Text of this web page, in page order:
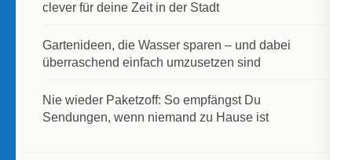
clever für deine Zeit in der Stadt
Gartenideen, die Wasser sparen – und dabei
überraschend einfach umzusetzen sind
Nie wieder Paketzoff: So empfängst Du
Sendungen, wenn niemand zu Hause ist